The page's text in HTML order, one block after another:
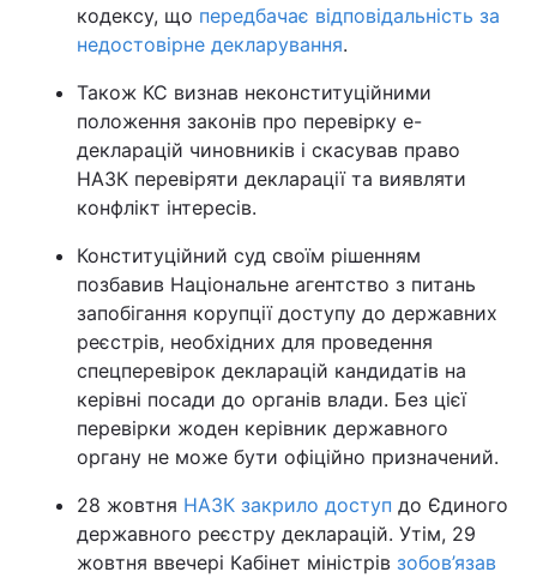
кодексу, що передбачає відповідальність за
недостовірне декларування.
Також КС визнав неконституційними
положення законів про перевірку е-
декларацій чиновників і скасував право
НАЗК перевіряти декларації та виявляти
конфлікт інтересів.
Конституційний суд своїм рішенням
позбавив Національне агентство з питань
запобігання корупції доступу до державних
реєстрів, необхідних для проведення
спецперевірок декларацій кандидатів на
керівні посади до органів влади. Без цієї
перевірки жоден керівник державного
органу не може бути офіційно призначений.
28 жовтня НАЗК закрило доступ до Єдиного
державного реєстру декларацій. Утім, 29
жовтня ввечері Кабінет міністрів зобов’язав